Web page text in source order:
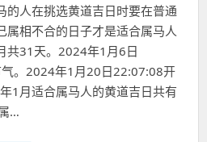
的人在挑选黄道吉日时要在普通
属相不合的日子才是适合属马人
共31天。2024年1月6日
。2024年1月20日22:07:08开
1月适合属马人的黄道吉日共有
…